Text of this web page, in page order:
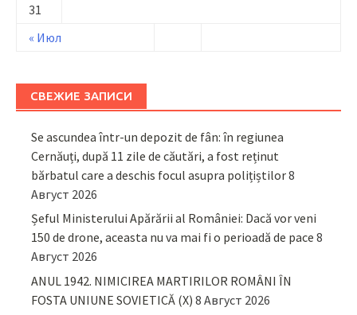
« Июл
31
СВЕЖИЕ ЗАПИСИ
Se ascundea într-un depozit de fân: în regiunea
Cernăuți, după 11 zile de căutări, a fost reținut
bărbatul care a deschis focul asupra polițiștilor8
Август 2026
Șeful Ministerului Apărării al României: Dacă vor veni
150 de drone, aceasta nu va mai fi o perioadă de pace 8
Август 2026
ANUL 1942. NIMICIREA MARTIRILOR ROMÂNI ÎN
FOSTA UNIUNE SOVIETICĂ (X) 8 Август 2026